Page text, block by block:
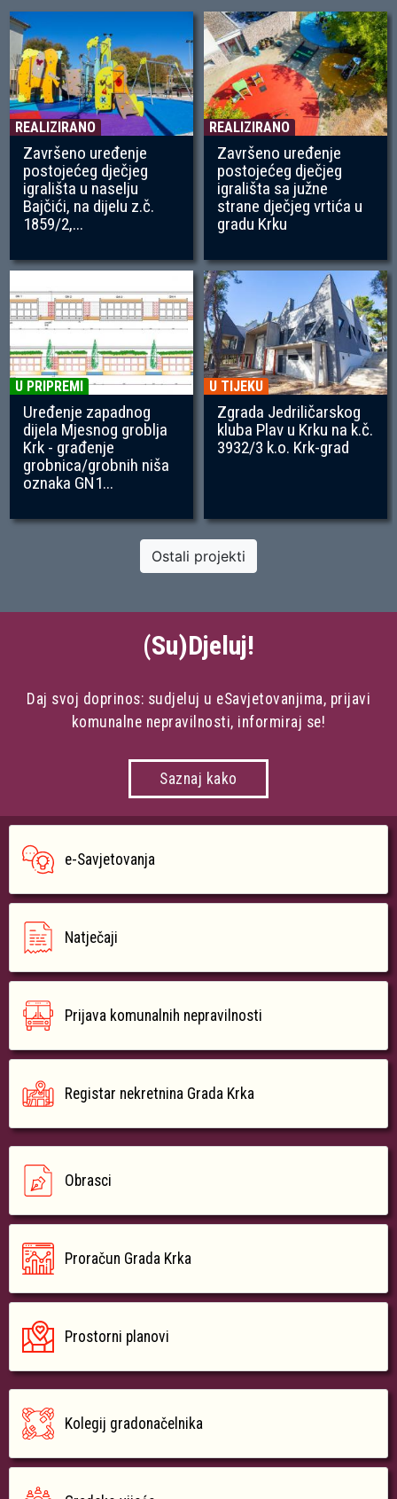
REALIZIRANO
Završeno uređenje
postojećeg dječjeg
igrališta u naselju
Bajčići, na dijelu z.č.
1859/2,...
REALIZIRANO
Završeno uređenje
postojećeg dječjeg
igrališta sa južne
strane dječjeg vrtića u
gradu Krku
U PRIPREMI
Uređenje zapadnog
dijela Mjesnog groblja
Krk - građenje
grobnica/grobnih niša
oznaka GN1...
U TIJEKU
Zgrada Jedriličarskog
kluba Plav u Krku na k.č.
3932/3 k.o. Krk-grad
Ostali projekti
(Su)Djeluj!
Daj svoj doprinos: sudjeluj u eSavjetovanjima, prijavi
komunalne nepravilnosti, informiraj se!
Saznaj kako
e-Savjetovanja
Natječaji
Prijava komunalnih nepravilnosti
Registar nekretnina Grada Krka
Obrasci
Proračun Grada Krka
Prostorni planovi
Kolegij gradonačelnika